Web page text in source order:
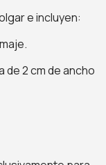
e incluyen:
de 2 cm de ancho